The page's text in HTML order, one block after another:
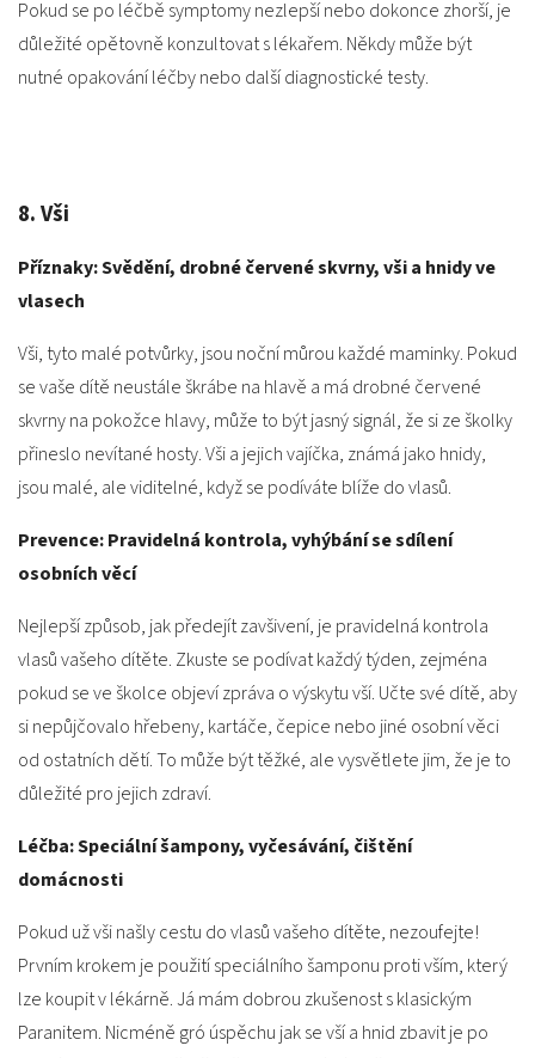
Pokud se po léčbě symptomy nezlepší nebo dokonce zhorší, je
důležité opětovně konzultovat s lékařem. Někdy může být
nutné opakování léčby nebo další diagnostické testy.
8. Vši
Příznaky: Svědění, drobné červené skvrny, vši a hnidy ve
vlasech
Vši, tyto malé potvůrky, jsou noční můrou každé maminky. Pokud
se vaše dítě neustále škrábe na hlavě a má drobné červené
skvrny na pokožce hlavy, může to být jasný signál, že si ze školky
přineslo nevítané hosty. Vši a jejich vajíčka, známá jako hnidy,
jsou malé, ale viditelné, když se podíváte blíže do vlasů.
Prevence: Pravidelná kontrola, vyhýbání se sdílení
osobních věcí
Nejlepší způsob, jak předejít zavšivení, je pravidelná kontrola
vlasů vašeho dítěte. Zkuste se podívat každý týden, zejména
pokud se ve školce objeví zpráva o výskytu vší. Učte své dítě, aby
si nepůjčovalo hřebeny, kartáče, čepice nebo jiné osobní věci
od ostatních dětí. To může být těžké, ale vysvětlete jim, že je to
důležité pro jejich zdraví.
Léčba: Speciální šampony, vyčesávání, čištění
domácnosti
Pokud už vši našly cestu do vlasů vašeho dítěte, nezoufejte!
Prvním krokem je použití speciálního šamponu proti vším, který
lze koupit v lékárně. Já mám dobrou zkušenost s klasickým
Paranitem. Nicméně gró úspěchu jak se vší a hnid zbavit je po